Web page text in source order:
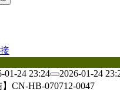
01-24 23:24
2026-01-24
CN-HB-070712-0047